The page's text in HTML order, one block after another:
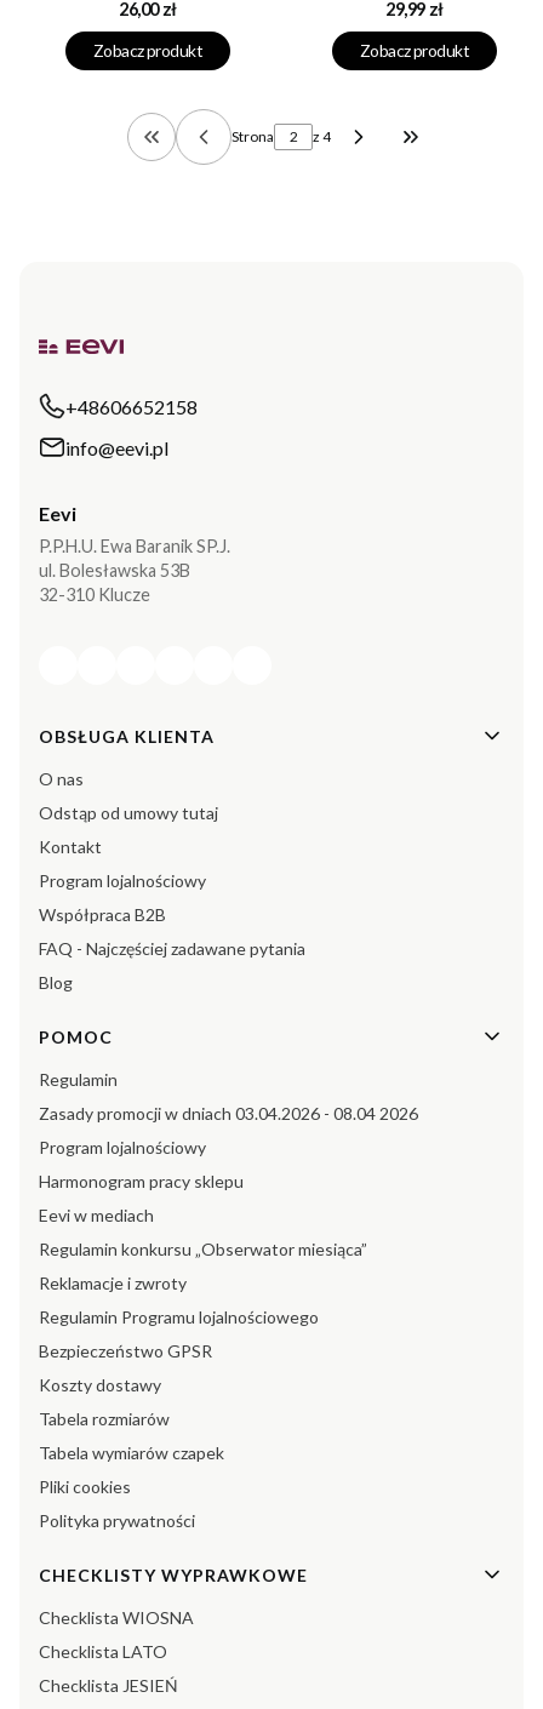
Cena
26,00 zł
Zobacz produkt
Cena
29,99 zł
Zobacz produkt
Wróć do pierwszej strony z produktami
Strona z 4 Przejdź do
+48606652158
info@eevi.pl
Eevi
P.P.H.U. Ewa Baranik SP.J.
ul. Bolesławska 53B
32-310 Klucze
Linki w stopce
OBSŁUGA KLIENTA
O nas
Odstąp od umowy tutaj
Kontakt
Program lojalnościowy
Współpraca B2B
FAQ - Najczęściej zadawane pytania
Blog
POMOC
Regulamin
Zasady promocji w dniach 03.04.2026 - 08.04 2026
Program lojalnościowy
Harmonogram pracy sklepu
Eevi w mediach
Regulamin konkursu „Obserwator miesiąca”
Reklamacje i zwroty
Regulamin Programu lojalnościowego
Bezpieczeństwo GPSR
Koszty dostawy
Tabela rozmiarów
Tabela wymiarów czapek
Pliki cookies
Polityka prywatności
CHECKLISTY WYPRAWKOWE
Checklista WIOSNA
Checklista LATO
Checklista JESIEŃ